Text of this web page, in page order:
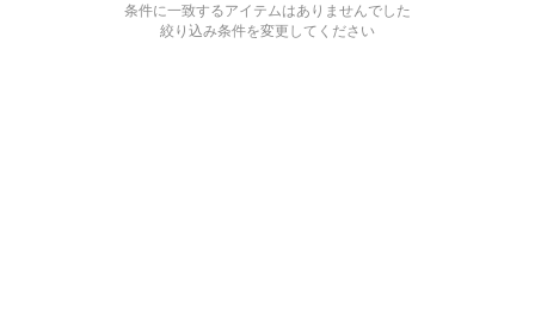
条件に一致するアイテムはありませんでした
絞り込み条件を変更してください